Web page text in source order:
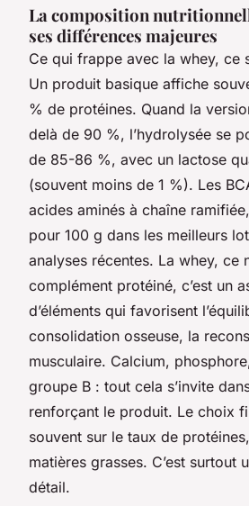
La composition
ses différences majeures
Ce qui frappe avec la whey, ce
Un produit basique affiche
% de protéines. Quand la
delà de 90 %, l’hydrolysée se
de 85-86 %, avec un lactose
(souvent moins de 1 %). Les
acides aminés à chaîne
pour 100 g dans les meilleurs
analyses récentes. La whey, ce
complément protéiné, c’est un
d’éléments qui favorisent
consolidation osseuse, la
musculaire. Calcium,
groupe B : tout cela s’invite
renforçant le produit. Le choix
souvent sur le taux de
matières grasses. C’est surtout
détail.